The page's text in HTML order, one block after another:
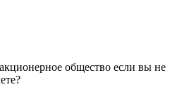
общество если вы не